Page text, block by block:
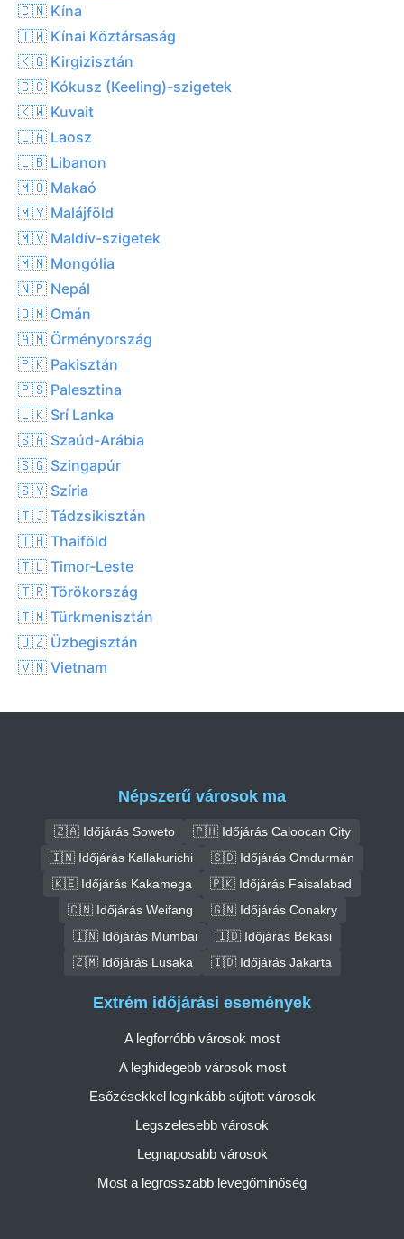
🇨🇳 Kína
🇹🇼 Kínai Köztársaság
🇰🇬 Kirgizisztán
🇨🇨 Kókusz (Keeling)-szigetek
🇰🇼 Kuvait
🇱🇦 Laosz
🇱🇧 Libanon
🇲🇴 Makaó
🇲🇾 Malájföld
🇲🇻 Maldív-szigetek
🇲🇳 Mongólia
🇳🇵 Nepál
🇴🇲 Omán
🇦🇲 Örményország
🇵🇰 Pakisztán
🇵🇸 Palesztina
🇱🇰 Srí Lanka
🇸🇦 Szaúd-Arábia
🇸🇬 Szingapúr
🇸🇾 Szíria
🇹🇯 Tádzsikisztán
🇹🇭 Thaiföld
🇹🇱 Timor-Leste
🇹🇷 Törökország
🇹🇲 Türkmenisztán
🇺🇿 Üzbegisztán
🇻🇳 Vietnam
Népszerű városok ma
🇿🇦 Időjárás Soweto
🇵🇭 Időjárás Caloocan City
🇮🇳 Időjárás Kallakurichi
🇸🇩 Időjárás Omdurmán
🇰🇪 Időjárás Kakamega
🇵🇰 Időjárás Faisalabad
🇨🇳 Időjárás Weifang
🇬🇳 Időjárás Conakry
🇮🇳 Időjárás Mumbai
🇮🇩 Időjárás Bekasi
🇿🇲 Időjárás Lusaka
🇮🇩 Időjárás Jakarta
Extrém időjárási események
A legforróbb városok most
A leghidegebb városok most
Esőzésekkel leginkább sújtott városok
Legszelesebb városok
Legnaposabb városok
Most a legrosszabb levegőminőség